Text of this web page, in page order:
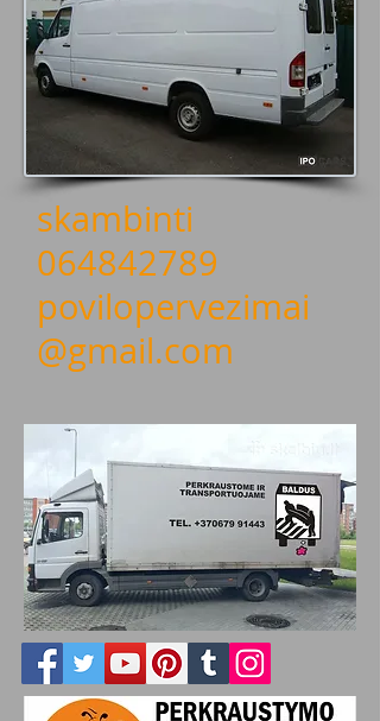
skambinti
064842789
povilopervezimai
@gmail.com